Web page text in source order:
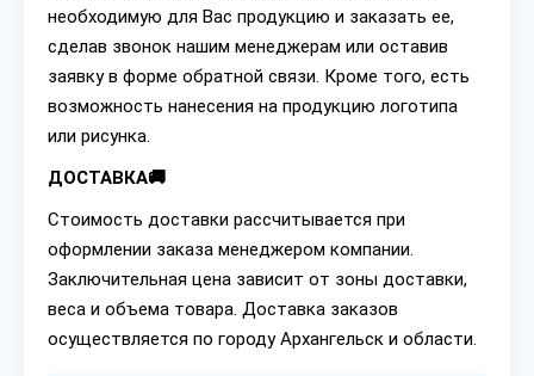
необходимую для Вас продукцию и заказать ее,
сделав звонок нашим менеджерам или оставив
заявку в форме обратной связи. Кроме того, есть
возможность нанесения на продукцию логотипа
или рисунка.
ДОСТАВКА🚚
Стоимость доставки рассчитывается при
оформлении заказа менеджером компании.
Заключительная цена зависит от зоны доставки,
веса и объема товара. Доставка заказов
осуществляется по городу Архангельск и области.